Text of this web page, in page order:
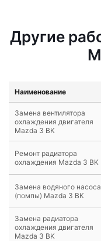
Другие
Наименование
Замена вентилятора
охлаждения двигателя
Mazda 3 BK
Ремонт радиатора
охлаждения Mazda 3 BK
Замена водяного насоса
(помпы) Mazda 3 BK
Замена радиатора
охлаждения двигателя
Mazda 3 BK